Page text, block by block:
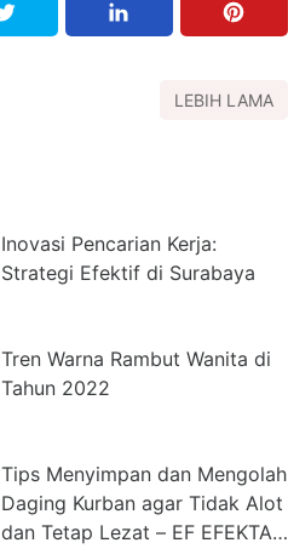
LEBIH LAMA
Inovasi Pencarian Kerja:
Strategi Efektif di Surabaya
Tren Warna Rambut Wanita di
Tahun 2022
Tips Menyimpan dan Mengolah
Daging Kurban agar Tidak Alot
dan Tetap Lezat – EF EFEKTA